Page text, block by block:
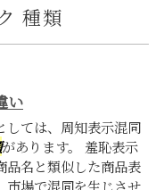
種類
い
しては、周知表示混同
があります。 羞恥表示
品名と類似した商品表
市場で混同を生じさせ